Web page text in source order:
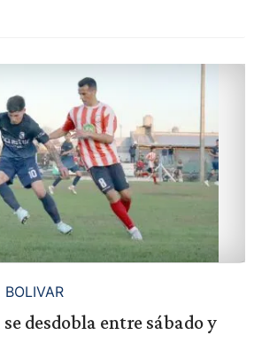
desdobla entre sábado y